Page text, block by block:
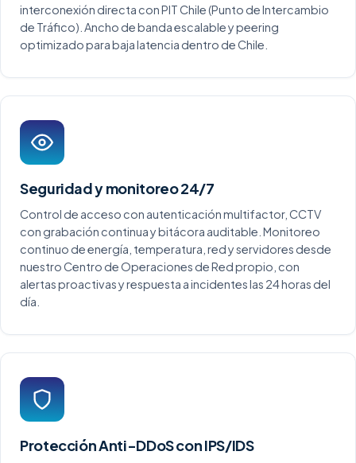
interconexión directa con PIT Chile (Punto de Intercambio
de Tráfico). Ancho de banda escalable y peering
optimizado para baja latencia dentro de Chile.
Seguridad y monitoreo 24/7
Control de acceso con autenticación multifactor, CCTV
con grabación continua y bitácora auditable. Monitoreo
continuo de energía, temperatura, red y servidores desde
nuestro Centro de Operaciones de Red propio, con
alertas proactivas y respuesta a incidentes las 24 horas del
día.
Protección Anti-DDoS con IPS/IDS